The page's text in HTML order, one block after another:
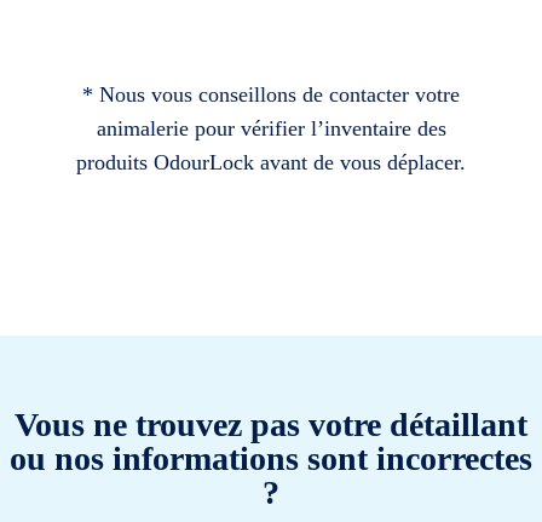
* Nous vous conseillons de contacter votre
animalerie pour vérifier l’inventaire des
produits OdourLock avant de vous déplacer.
Vous ne trouvez pas votre détaillant
ou nos informations sont incorrectes
?